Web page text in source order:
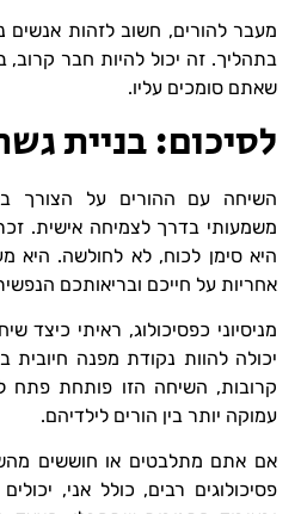
מעבר להורים, חשוב לזהות אנשים
בתהליך. זה יכול להיות חבר קרוב,
שאתם סומכים עליו.
לסיכום: בניית
השיחה עם ההורים על הצורך
משמעותי בדרך לצמיחה אישית.
היא סימן לכוח, לא לחולשה. היא
אחריות על חייכם ובריאותכם
מניסיוני כפסיכולוג, ראיתי כיצד
יכולה להוות נקודת מפנה
קרובות, השיחה הזו פותחת פתח
עמוקה יותר בין הורים לילדיהם.
אם אתם מתלבטים או חוששים
פסיכולוגים רבים, כולל אני,